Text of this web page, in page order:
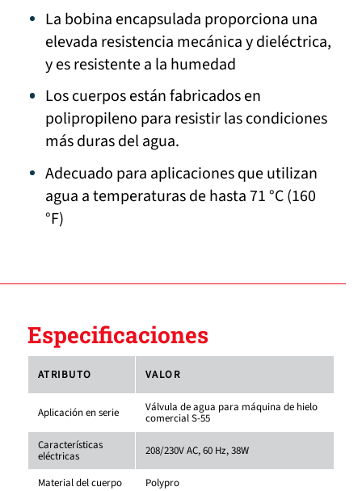
La bobina encapsulada proporciona una
elevada resistencia mecánica y dieléctrica,
y es resistente a la humedad
Los cuerpos están fabricados en
polipropileno para resistir las condiciones
más duras del agua.
Adecuado para aplicaciones que utilizan
agua a temperaturas de hasta 71 °C (160
°F)
Especificaciones
ATRIBUTO VALOR
Aplicación en serie Válvula de agua para máquina de hielo
comercial S-55
Características
eléctricas 208/230V AC, 60 Hz, 38W
Material del cuerpo
Polypro